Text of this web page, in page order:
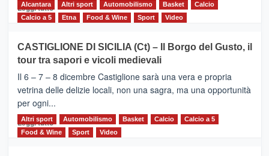
Leggi tutto Leggi
MOIO
ALCANTARA
–
Vivicittà,
alla
scoperta
del
territorio,
Alcantara Altri sport Automobilismo Basket
Calcio
Calcio a 5
Etna Food & Wine Sport Video
CASTIGLIONE DI SICILIA (Ct) – Il Borgo del Gusto, il
tour tra sapori e vicoli medievali
Il 6 – 7 – 8 dicembre Castiglione sarà una vera e propria
vetrina delle delizie locali, non una sagra, ma una opportunità
per ogni...
Leggi tuttoLeggi
di
Altri sport Automobilismo Basket Calcio
Calcio a 5
Food & Wine
Sport Video